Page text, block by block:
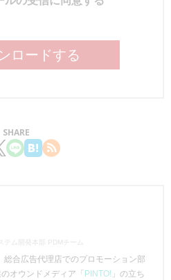
ロードする
SHARE
テム開発本部 PDMチーム
合広告代理店でのプロモーション部
オウンドメディア「 PINTO! 」の立ち